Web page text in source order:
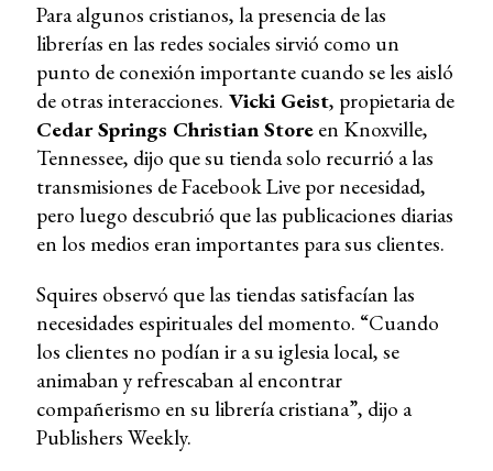
Para algunos cristianos, la presencia de las
librerías en las redes sociales sirvió como un
punto de conexión importante cuando se les aisló
de otras interacciones. Vicki Geist, propietaria de
Cedar Springs Christian Storeen Knoxville,
Tennessee, dijo que su tienda solo recurrió a las
transmisiones de Facebook Live por necesidad,
pero luego descubrió que las publicaciones diarias
en los medios eran importantes para sus clientes.
Squires observó que las tiendas satisfacían las
necesidades espirituales del momento. “Cuando
los clientes no podían ir a su iglesia local, se
animaban y refrescaban al encontrar
compañerismo en su librería cristiana”, dijo a
Publishers Weekly.